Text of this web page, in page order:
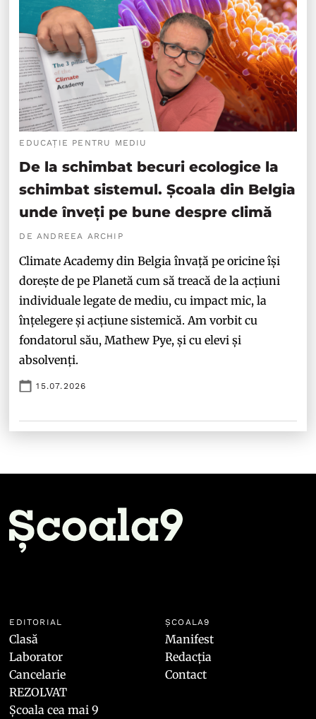
EDUCAȚIE PENTRU MEDIU
De la schimbat becuri ecologice la
schimbat sistemul. Școala din Belgia
unde înveți pe bune despre climă
DE ANDREEA ARCHIP
Climate Academy din Belgia învață pe oricine își
dorește de pe Planetă cum să treacă de la acțiuni
individuale legate de mediu, cu impact mic, la
înțelegere și acțiune sistemică. Am vorbit cu
fondatorul său, Mathew Pye, și cu elevi și
absolvenți.
15.07.2026
EDITORIAL
Clasă
Laborator
Cancelarie
REZOLVAT
Școala cea mai 9
ȘCOALA9
Manifest
Redacția
Contact